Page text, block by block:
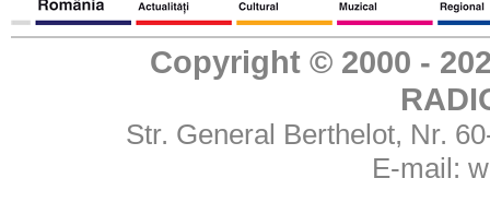
Copyright © 2000 -
Str. General Berthelot, Nr.
E-mail: